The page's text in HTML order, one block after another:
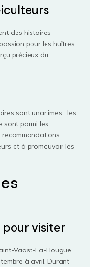
des histoires
pour les huîtres.
précieux du
sont unanimes : les
sont parmi les
recommandations
et à promouvoir les
pour visiter
Vaast-La-Hougue
à avril. Durant